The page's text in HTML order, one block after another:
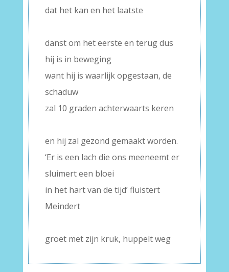
dat het kan en het laatste
danst om het eerste en terug dus
hij is in beweging
want hij is waarlijk opgestaan, de
schaduw
zal 10 graden achterwaarts keren
en hij zal gezond gemaakt worden.
‘Er is een lach die ons meeneemt er
sluimert een bloei
in het hart van de tijd’ fluistert
Meindert
groet met zijn kruk, huppelt weg